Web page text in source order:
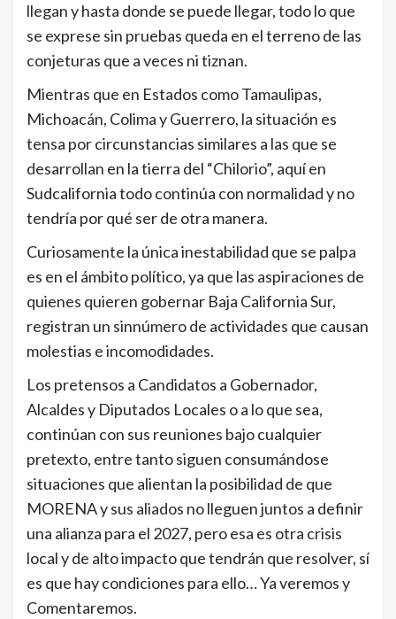
llegan y hasta donde se puede llegar, todo lo que
se exprese sin pruebas queda en el terreno de las
conjeturas que a veces ni tiznan.
Mientras que en Estados como Tamaulipas,
Michoacán, Colima y Guerrero, la situación es
tensa por circunstancias similares a las que se
desarrollan en la tierra del “Chilorio”, aquí en
Sudcalifornia todo continúa con normalidad y no
tendría por qué ser de otra manera.
Curiosamente la única inestabilidad que se palpa
es en el ámbito político, ya que las aspiraciones de
quienes quieren gobernar Baja California Sur,
registran un sinnúmero de actividades que causan
molestias e incomodidades.
Los pretensos a Candidatos a Gobernador,
Alcaldes y Diputados Locales o a lo que sea,
continúan con sus reuniones bajo cualquier
pretexto, entre tanto siguen consumándose
situaciones que alientan la posibilidad de que
MORENA y sus aliados no lleguen juntos a definir
una alianza para el 2027, pero esa es otra crisis
local y de alto impacto que tendrán que resolver, sí
es que hay condiciones para ello… Ya veremos y
Comentaremos.